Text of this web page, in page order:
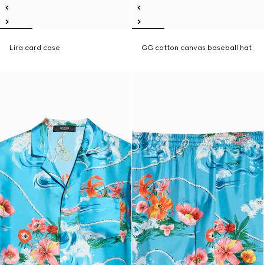
Lira card case GG cotton canvas baseball hat